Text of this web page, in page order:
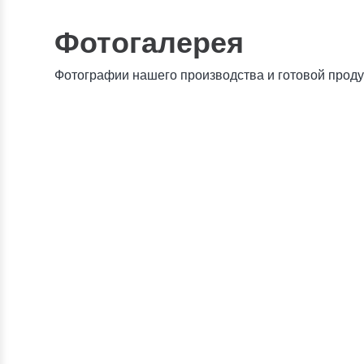
Фотогалерея
Фотографии нашего производства и готовой